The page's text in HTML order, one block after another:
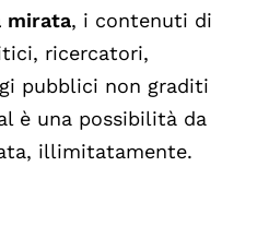
mirata, i contenuti di
ricercatori,
pubblici non graditi
è una possibilità da
illimitatamente.